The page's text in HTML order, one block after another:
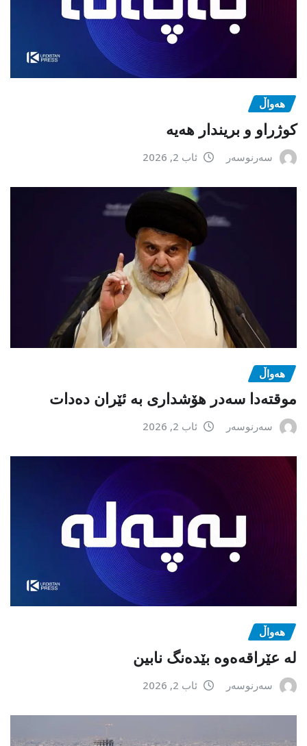
هەواڵ
كوژراو و بریندار هەیە
سەرنوسەر ئاب 2, 2026
هەواڵ
موقتەدا سەدر هۆشداری بە ئێران دەدات
سەرنوسەر ئاب 2, 2026
هەواڵ
لە عێراقەەوە بێدەنگ نابین
سەرنوسەر ئاب 2, 2026